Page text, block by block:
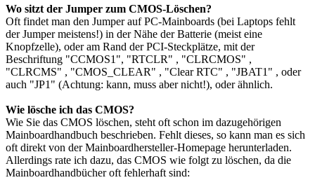
Wo sitzt der Jumper zum CMOS-Löschen?
Oft findet man den Jumper auf PC-Mainboards (bei Laptops fehlt
der Jumper meistens!) in der Nähe der Batterie (meist eine
Knopfzelle), oder am Rand der PCI-Steckplätze, mit der
Beschriftung "CCMOS1", "RTCLR" , "CLRCMOS" ,
"CLRCMS" , "CMOS_CLEAR" , "Clear RTC" , "JBAT1" , oder
auch "JP1" (Achtung: kann, muss aber nicht!), oder ähnlich.
Wie lösche ich das CMOS?
Wie Sie das CMOS löschen, steht oft schon im dazugehörigen
Mainboardhandbuch beschrieben. Fehlt dieses, so kann man es sich
oft direkt von der Mainboardhersteller-Homepage herunterladen.
Allerdings rate ich dazu, das CMOS wie folgt zu löschen, da die
Mainboardhandbücher oft fehlerhaft sind: